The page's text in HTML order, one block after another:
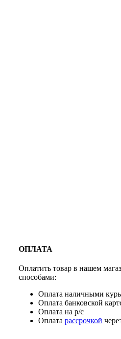
ОПЛАТА
Оплатить товар в нашем
способами:
Оплата наличными
Оплата банковской
Оплата на р/с
Оплата рассрочкой